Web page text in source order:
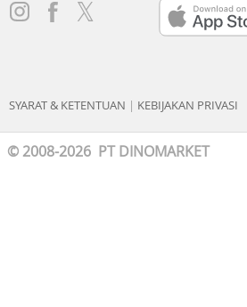
SYARAT & KETENTUAN | KEBIJAKAN PRIVASI
© 2008-2026 PT DINOMARKET